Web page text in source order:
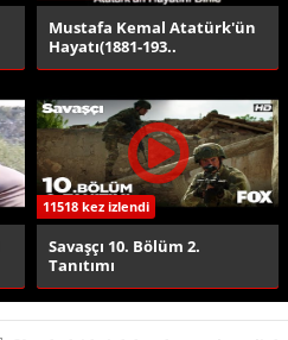
Mustafa Kemal Atatürk'ün
Hayatı(1881-193..
11518 kez izlendi
Savaşçı 10. Bölüm 2.
Tanıtımı